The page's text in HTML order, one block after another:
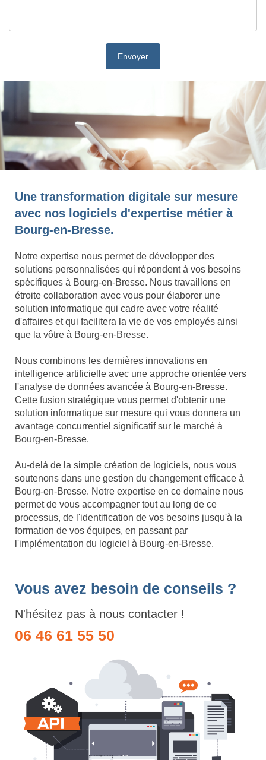
Une transformation digitale sur mesure
avec nos logiciels d'expertise métier à
Bourg-en-Bresse.
Notre expertise nous permet de développer des
solutions personnalisées qui répondent à vos besoins
spécifiques à Bourg-en-Bresse. Nous travaillons en
étroite collaboration avec vous pour élaborer une
solution informatique qui cadre avec votre réalité
d'affaires et qui facilitera la vie de vos employés ainsi
que la vôtre à Bourg-en-Bresse.
Nous combinons les dernières innovations en
intelligence artificielle avec une approche orientée vers
l'analyse de données avancée à Bourg-en-Bresse.
Cette fusion stratégique vous permet d'obtenir une
solution informatique sur mesure qui vous donnera un
avantage concurrentiel significatif sur le marché à
Bourg-en-Bresse.
Au-delà de la simple création de logiciels, nous vous
soutenons dans une gestion du changement efficace à
Bourg-en-Bresse. Notre expertise en ce domaine nous
permet de vous accompagner tout au long de ce
processus, de l'identification de vos besoins jusqu'à la
formation de vos équipes, en passant par
l'implémentation du logiciel à Bourg-en-Bresse.
Vous avez besoin de conseils ?
N'hésitez pas à nous contacter !
06 46 61 55 50